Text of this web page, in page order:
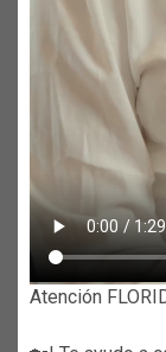
Atención